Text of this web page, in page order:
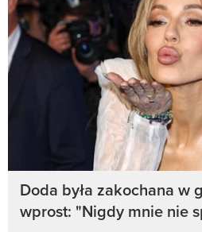
Doda była zakochana w
wprost: "Nigdy mnie nie